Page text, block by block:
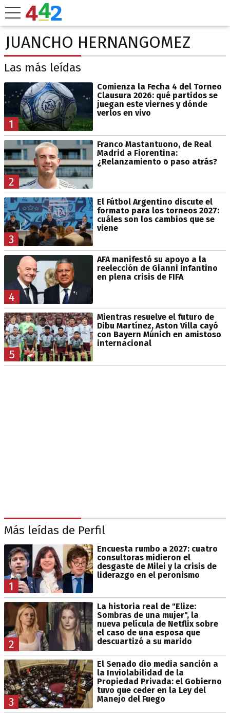
JUANCHO HERNANGOMEZ
Las más leídas
1
Comienza la Fecha 4 del Torneo
Clausura 2026: qué partidos se
juegan este viernes y dónde
verlos en vivo
2
Franco Mastantuono, de Real
Madrid a Fiorentina:
¿Relanzamiento o paso atrás?
3
El Fútbol Argentino discute el
formato para los torneos 2027:
cuáles son los cambios que se
viene
4
AFA manifestó su apoyo a la
reelección de Gianni Infantino
en plena crisis de FIFA
5
Mientras resuelve el futuro de
Dibu Martínez, Aston Villa cayó
con Bayern Múnich en amistoso
internacional
Más leídas de Perfil
1
Encuesta rumbo a 2027: cuatro
consultoras midieron el
desgaste de Milei y la crisis de
liderazgo en el peronismo
2
La historia real de "Elize:
Sombras de una mujer", la
nueva película de Netflix sobre
el caso de una esposa que
descuartizó a su marido
3
El Senado dio media sanción a
la Inviolabilidad de la
Propiedad Privada: el Gobierno
tuvo que ceder en la Ley del
Manejo del Fuego